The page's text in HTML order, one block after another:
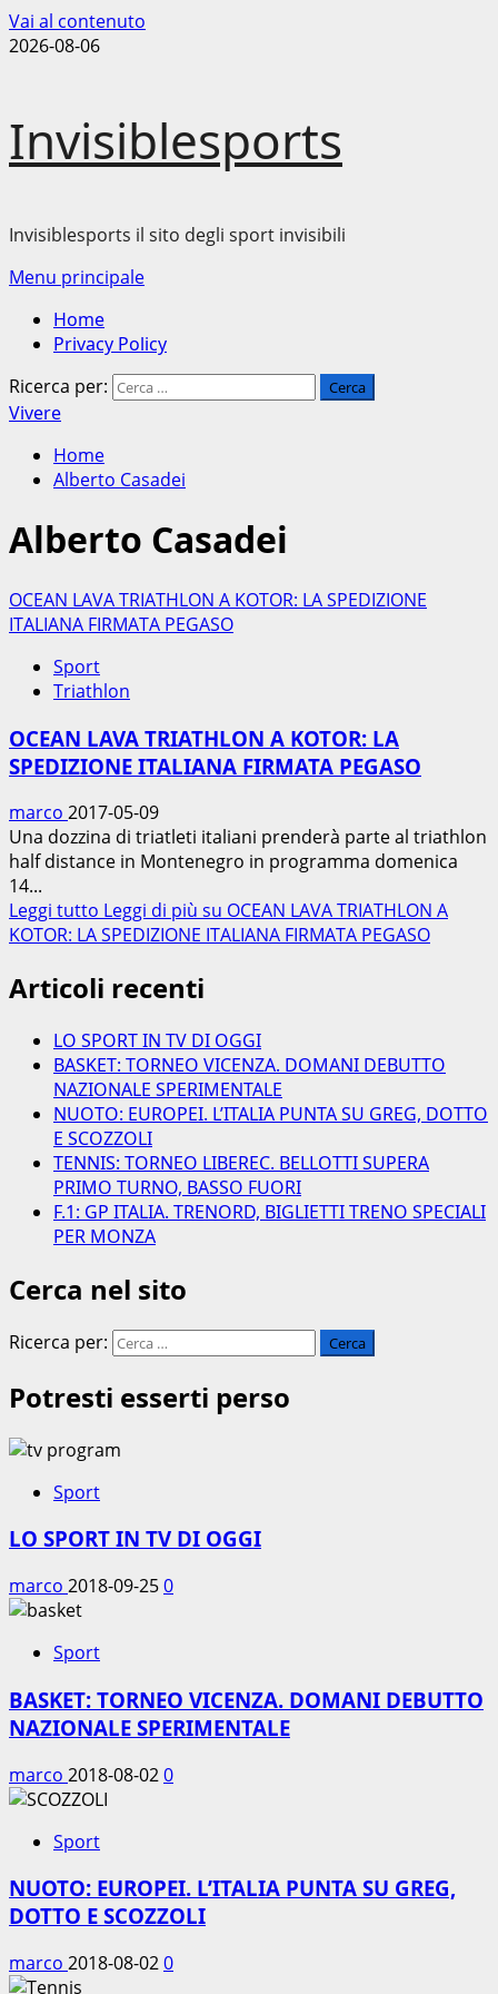
Vai al contenuto
2026-08-06
Invisiblesports
Invisiblesports il sito degli sport invisibili
Menu principale
Home
Privacy Policy
Ricerca per:
Vivere
Home
Alberto Casadei
Alberto Casadei
OCEAN LAVA TRIATHLON A KOTOR: LA SPEDIZIONE
ITALIANA FIRMATA PEGASO
Sport
Triathlon
OCEAN LAVA TRIATHLON A KOTOR: LA
SPEDIZIONE ITALIANA FIRMATA PEGASO
marco 2017-05-09
Una dozzina di triatleti italiani prenderà parte al triathlon
half distance in Montenegro in programma domenica
14...
Leggi tutto Leggi di più su OCEAN LAVA TRIATHLON A
KOTOR: LA SPEDIZIONE ITALIANA FIRMATA PEGASO
Articoli recenti
LO SPORT IN TV DI OGGI
BASKET: TORNEO VICENZA. DOMANI DEBUTTO
NAZIONALE SPERIMENTALE
NUOTO: EUROPEI. L’ITALIA PUNTA SU GREG, DOTTO
E SCOZZOLI
TENNIS: TORNEO LIBEREC. BELLOTTI SUPERA
PRIMO TURNO, BASSO FUORI
F.1: GP ITALIA. TRENORD, BIGLIETTI TRENO SPECIALI
PER MONZA
Cerca nel sito
Ricerca per:
Potresti esserti perso
Sport
LO SPORT IN TV DI OGGI
marco 2018-09-250
Sport
BASKET: TORNEO VICENZA. DOMANI DEBUTTO
NAZIONALE SPERIMENTALE
marco 2018-08-020
Sport
NUOTO: EUROPEI. L’ITALIA PUNTA SU GREG,
DOTTO E SCOZZOLI
marco 2018-08-020